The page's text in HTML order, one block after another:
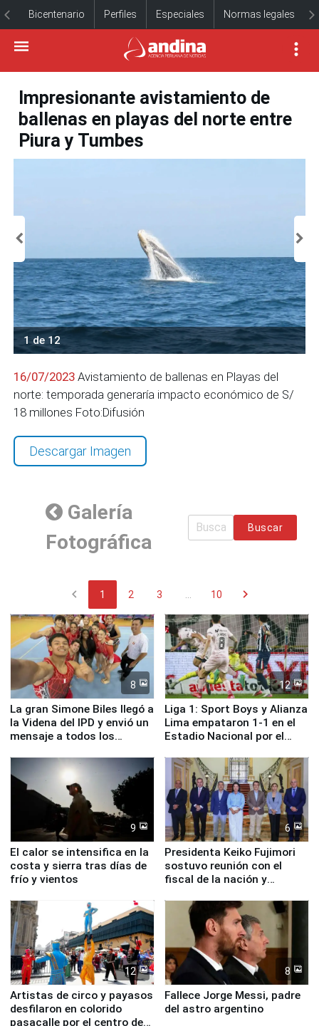
Bicentenario Perfiles Especiales Normas legales
Impresionante avistamiento de
ballenas en playas del norte entre
Piura y Tumbes
1 de 12
16/07/2023 Avistamiento de ballenas en Playas del
norte: temporada generaría impacto económico de S/
18 millones Foto:Difusión
Descargar Imagen
Galería
Fotográfica
Buscar
chevron_left 1 2 3 10 chevron_right
8
La gran Simone Biles llegó a
la Videna del IPD y envió un
mensaje a todos los
12
Liga 1: Sport Boys y Alianza
Lima empataron 1-1 en el
Estadio Nacional por el
9
El calor se intensifica en la
costa y sierra tras días de
frío y vientos
6
Presidenta Keiko Fujimori
sostuvo reunión con el
fiscal de la nación y
12
Artistas de circo y payasos
desfilaron en colorido
pasacalle por el centro de
8
Fallece Jorge Messi, padre
del astro argentino